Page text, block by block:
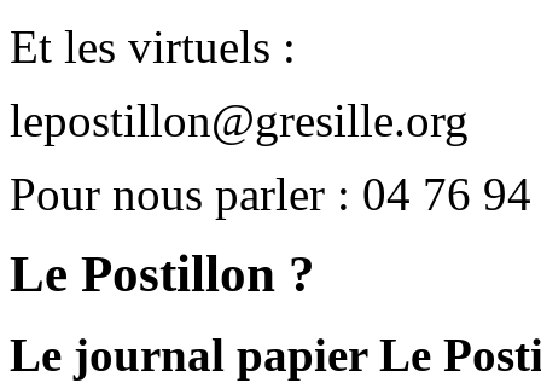
Et les virtuels :
lepostillon@gresille.org
Pour nous parler : 04 76
Le Postillon ?
Le journal papier Le